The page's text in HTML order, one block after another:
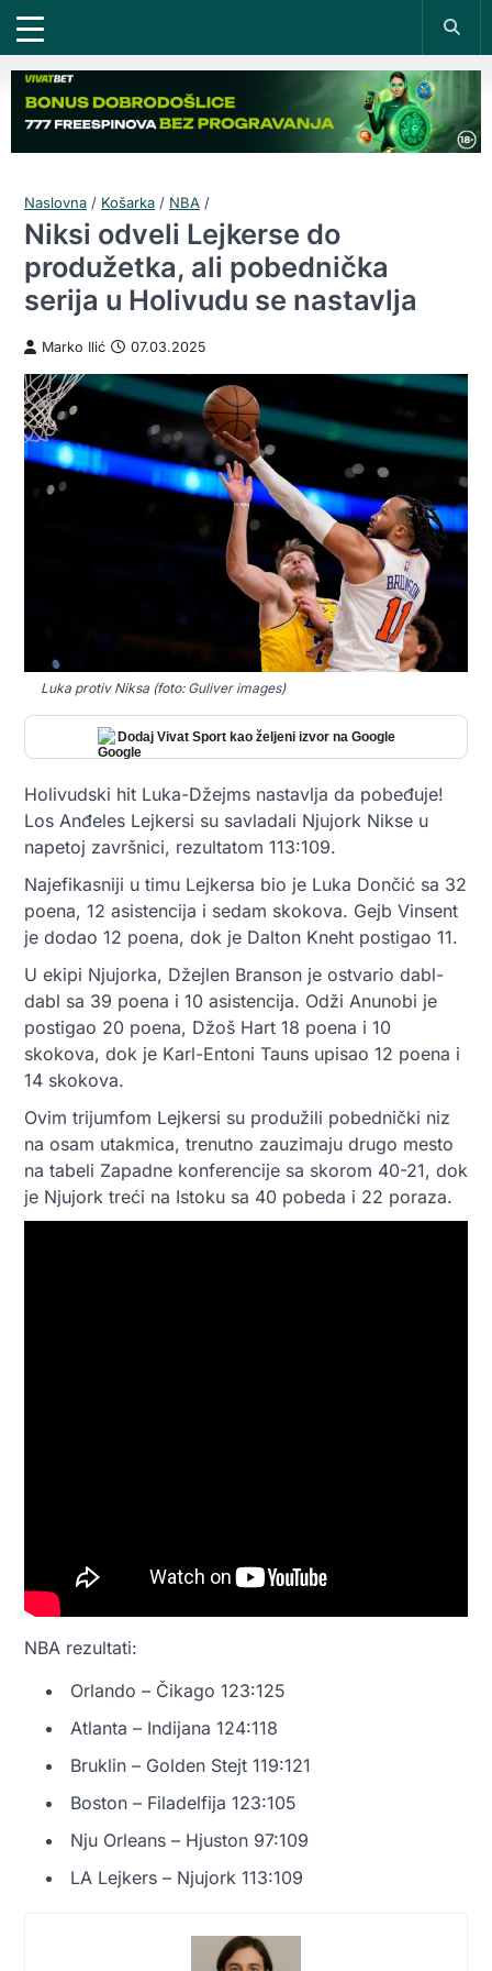
Naslovna / Košarka / NBA /
Niksi odveli Lejkerse do
produžetka, ali pobednička
serija u Holivudu se nastavlja
Marko Ilić 07.03.2025
Luka protiv Niksa (foto: Guliver images)
Dodaj Vivat Sport kao željeni izvor na Google
Holivudski hit Luka-Džejms nastavlja da pobeđuje!
Los Anđeles Lejkersi su savladali Njujork Nikse u
napetoj završnici, rezultatom 113:109.
Najefikasniji u timu Lejkersa bio je Luka Dončić sa 32
poena, 12 asistencija i sedam skokova. Gejb Vinsent
je dodao 12 poena, dok je Dalton Kneht postigao 11.
U ekipi Njujorka, Džejlen Branson je ostvario dabl-
dabl sa 39 poena i 10 asistencija. Odži Anunobi je
postigao 20 poena, Džoš Hart 18 poena i 10
skokova, dok je Karl-Entoni Tauns upisao 12 poena i
14 skokova.
Ovim trijumfom Lejkersi su produžili pobednički niz
na osam utakmica, trenutno zauzimaju drugo mesto
na tabeli Zapadne konferencije sa skorom 40-21, dok
je Njujork treći na Istoku sa 40 pobeda i 22 poraza.
NBA rezultati:
Orlando – Čikago 123:125
Atlanta – Indijana 124:118
Bruklin – Golden Stejt 119:121
Boston – Filadelfija 123:105
Nju Orleans – Hjuston 97:109
LA Lejkers – Njujork 113:109